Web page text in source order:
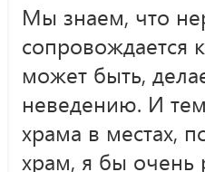
Мы знаем, что
сопровождается
может быть,
неведению. И
храма в местах,
храм, я бы очень